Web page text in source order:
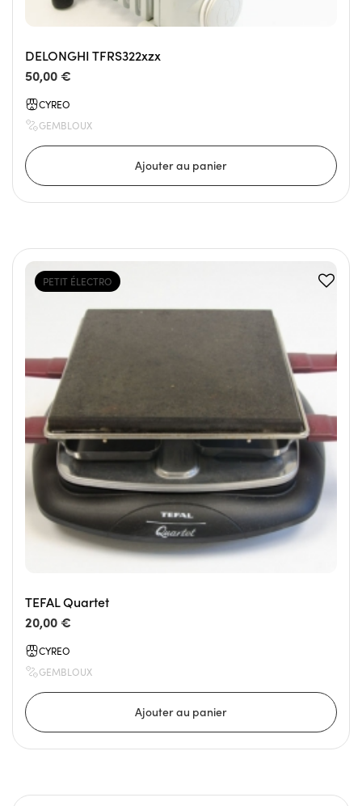
DELONGHI TFRS322xzx
50,00 €
CYREO
GEMBLOUX
PETIT ÉLECTRO
TEFAL Quartet
20,00 €
CYREO
GEMBLOUX